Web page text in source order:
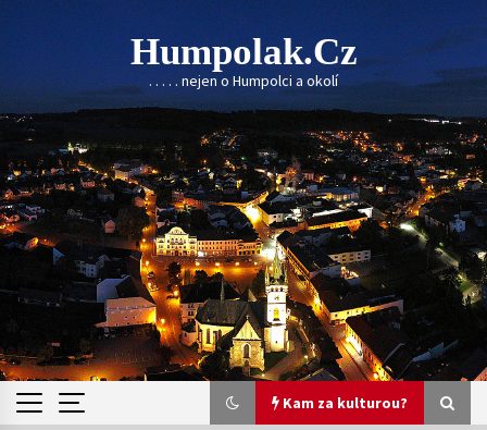
Skip
to
content
Humpolak.cz
. . . . . nejen o Humpolci a okolí
Kam za kulturou?